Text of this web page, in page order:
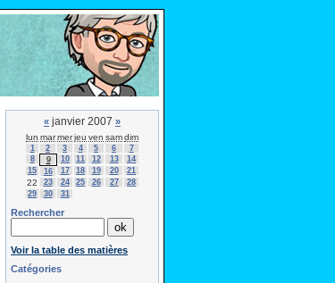
« janvier 2007 »
lun marmerjeu ven samdim
1 2 3 4 5 6
7
8
9 10 11 12 13
14
15
16 17 18 19 20 21
22 23 24 25 26 27
28
29
30 31
Rechercher
Voir la table des matières
Catégories